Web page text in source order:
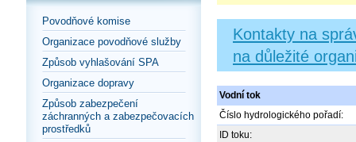
Povodňové komise
Organizace povodňové služby
Způsob vyhlašování SPA
Organizace dopravy
Způsob zabezpečení
záchranných a zabezpečovacích
prostředků
Kontakty na
na důležité
Vodní tok
Číslo hydrologického pořadí:
ID toku: